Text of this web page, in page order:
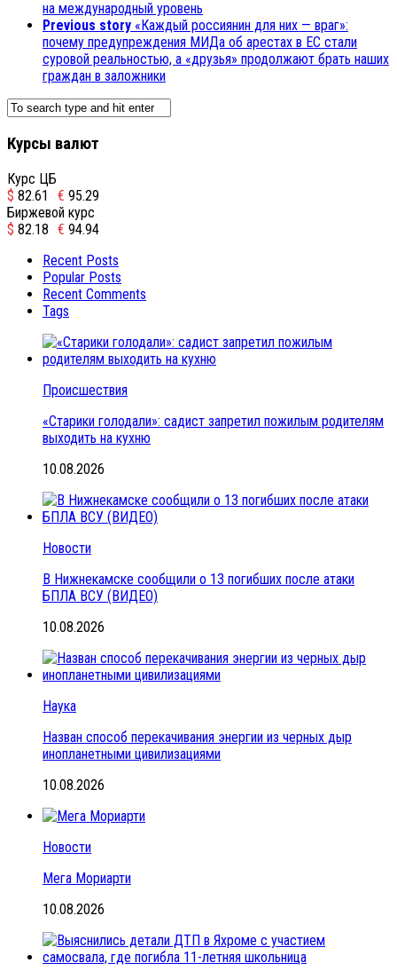
на международный уровень
Previous story «Каждый россиянин для них — враг»:
почему предупреждения МИДа об арестах в ЕС стали
суровой реальностью, а «друзья» продолжают брать наших
граждан в заложники
Курсы валют
Курс ЦБ
$ 82.61 € 95.29
Биржевой курс
$ 82.18 € 94.94
Recent Posts
Popular Posts
Recent Comments
Tags
Происшествия
«Старики голодали»: садист запретил пожилым родителям
выходить на кухню
10.08.2026
Новости
В Нижнекамске сообщили о 13 погибших после атаки
БПЛА ВСУ (ВИДЕО)
10.08.2026
Наука
Назван способ перекачивания энергии из черных дыр
инопланетными цивилизациями
10.08.2026
Новости
Мега Мориарти
10.08.2026